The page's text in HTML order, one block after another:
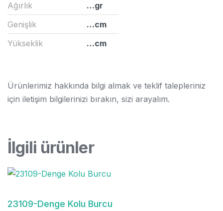
Ağırlık
…gr
Genişlik
…cm
Yükseklik
…cm
Ürünlerimiz hakkında bilgi almak ve teklif talepleriniz
için iletişim bilgilerinizi bırakın, sizi arayalım.
İlgili ürünler
23109-Denge Kolu Burcu